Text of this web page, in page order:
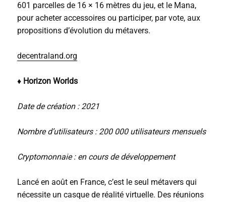
601 parcelles de 16 × 16 mètres du jeu, et le Mana,
pour acheter accessoires ou participer, par vote, aux
propositions d’évolution du métavers.
decentraland.org
♦ Horizon Worlds
Date de création : 2021
Nombre d’utilisateurs : 200 000 utilisateurs mensuels
Cryptomonnaie : en cours de développement
Lancé en août en France, c’est le seul métavers qui
nécessite un casque de réalité virtuelle. Des réunions